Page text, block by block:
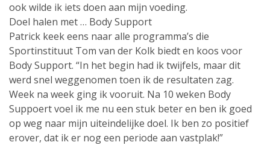
ook wilde ik iets doen aan mijn voeding.
Doel halen met … Body Support
Patrick keek eens naar alle programma’s die
Sportinstituut Tom van der Kolk biedt en koos voor
Body Support. “In het begin had ik twijfels, maar dit
werd snel weggenomen toen ik de resultaten zag.
Week na week ging ik vooruit. Na 10 weken Body
Suppoert voel ik me nu een stuk beter en ben ik goed
op weg naar mijn uiteindelijke doel. Ik ben zo positief
erover, dat ik er nog een periode aan vastplak!”